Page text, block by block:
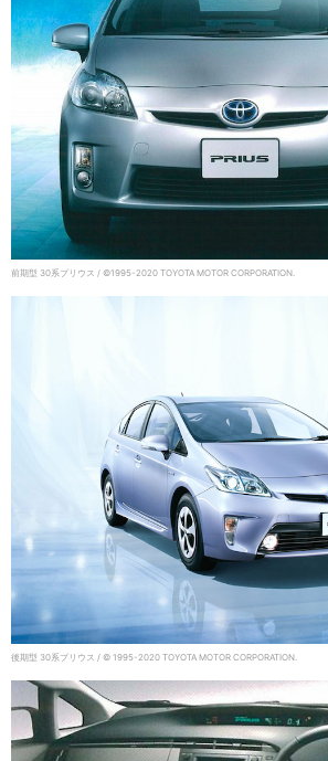
前期型 30系プリウス / ©1995-2020 TOYOTA MOTOR CORPORATION.
後期型 30系プリウス / © 1995-2020 TOYOTA MOTOR CORPORATION.